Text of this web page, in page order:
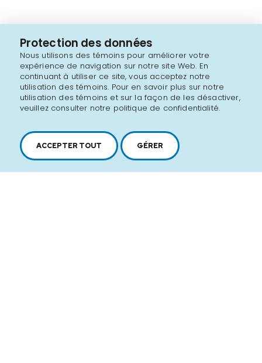
Protection des données
Nous utilisons des témoins pour améliorer votre
expérience de navigation sur notre site Web. En
continuant à utiliser ce site, vous acceptez notre
utilisation des témoins. Pour en savoir plus sur notre
utilisation des témoins et sur la façon de les désactiver,
veuillez consulter notre politique de confidentialité.
ACCEPTER TOUT GÉRER